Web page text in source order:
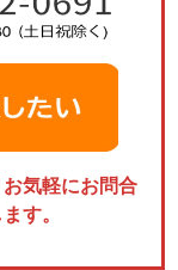
気軽にお問合
す。